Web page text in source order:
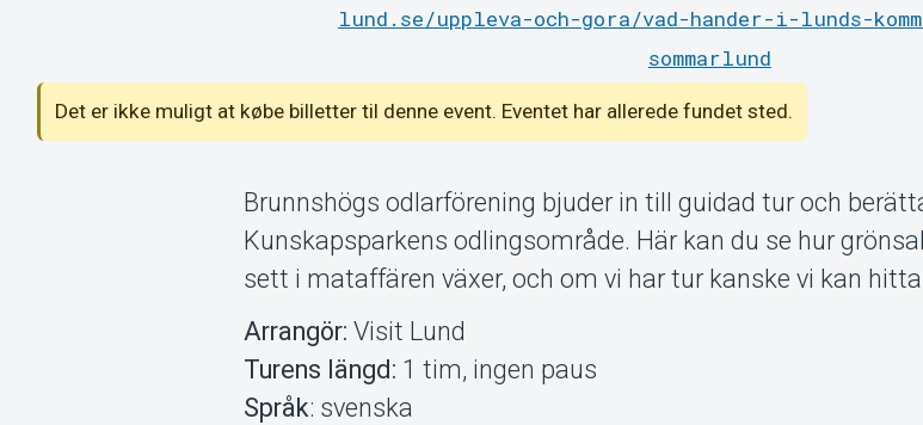
lund.se/uppleva-och-gora/vad-hander-i-lunds-
sommarlund
Det er ikke muligt at købe billetter til denne event. Eventet har allerede fundet sted.
Brunnshögs odlarförening bjuder in till guidad tur och
Kunskapsparkens odlingsområde. Här kan du se hur
sett i mataffären växer, och om vi har tur kanske vi kan
Arrangör: Visit Lund
Turens längd: 1 tim, ingen paus
Språk: svenska